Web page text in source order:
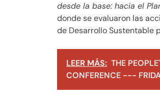
desde la base: hacia el
donde se evaluaron las
de Desarrollo Sustentable
LEER MÁS: THE
CONFERENCE ---